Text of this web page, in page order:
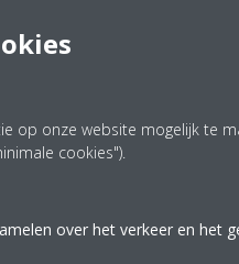
op onze website mogelijk te
cookies").
over het verkeer en het